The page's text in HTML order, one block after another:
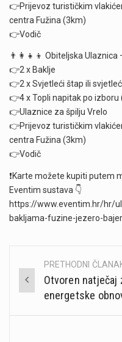
👉Prijevoz turističkim
centra Fužina (3km)
👉Vodič
👨‍👩‍👧‍👦 Obiteljska Ulaznica
👉2 x Baklje
👉2 x Svjetleći štap ili
👉4 x Topli napitak po izboru
👉Ulaznice za špilju Vrelo
👉Prijevoz turističkim
centra Fužina (3km)
👉Vodič
❗Karte možete kupiti putem
Eventim sustava 👇
https://www.eventim.hr/hr/
bakljama-fuzine-jezero-
Post
navigation
PRETHODNI
Otvoren natječaj
energetske